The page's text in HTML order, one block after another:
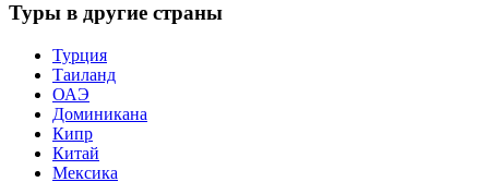
Туры в другие страны
Турция
Таиланд
ОАЭ
Доминикана
Кипр
Китай
Мексика